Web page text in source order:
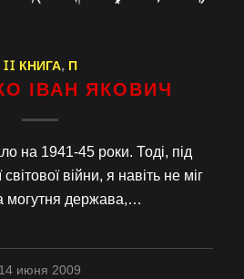
II КНИГА, П
ІВАН ЯКОВИЧ
на 1941-45 роки. Тоді, під
війни, я навіть не міг
могутня держава,…
14 июня 2009